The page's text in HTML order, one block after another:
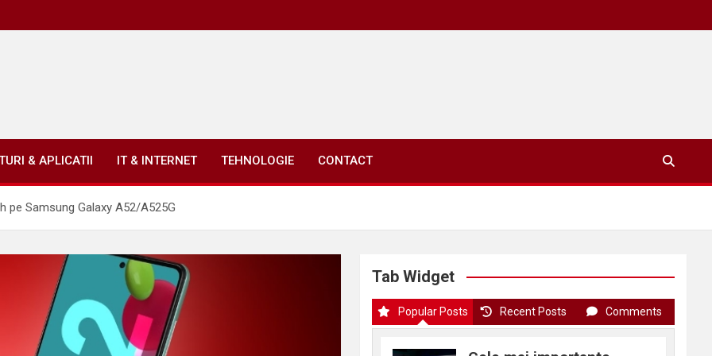
& APLICATII IT & INTERNET TEHNOLOGIE CONTACT
pe Samsung Galaxy A52/A525G
Tab Widget
Popular Posts Recent Posts Comments